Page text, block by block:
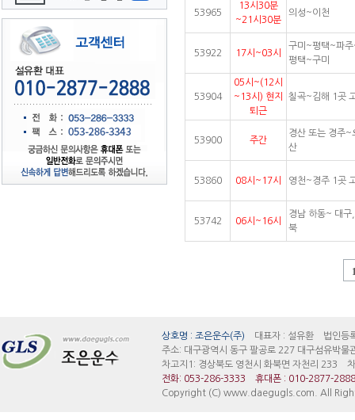
53965
13시30분
~21시30분
의성~이천
53922 17시~03시
구미~평택~파
평택~구미
53904
05시~(12시
~13시) 현지
퇴근
칠곡~김해 1곳
53900 주간
경산 또는 경주~
산
53860 08시~17시 영천~경주 1곳
53742 06시~16시
경남 하동~ 대구
북
상호명 : 조은운수(주) 대표자 : 설유환 법인등
주소: 대구광역시 동구 팔공로 227 대구섬유박
차고지1: 경상북도 영천시 화북면 자천리 233
전화: 053-286-3333
휴대폰 : 010-2877-2888
Copyright (C) www.daegugls.com. All